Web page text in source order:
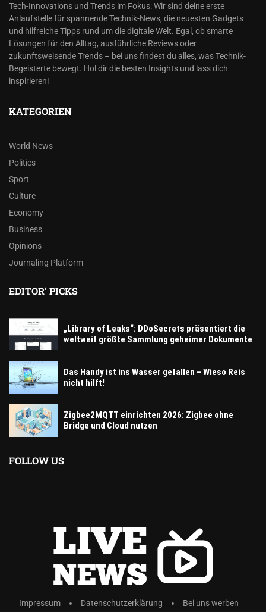
Tech-Innovations und Trends im Fokus: Wir sind deine erste
Anlaufstelle für spannende Technik-News, die neuesten Gadgets
und hilfreiche Tipps rund um die digitale Welt. Egal, ob smarte
Lösungen für den Alltag, ausführliche Reviews oder
zukunftsweisende Trends – bei uns findest du alles, was Technik-
Begeisterte bewegt. Hol dir die besten Insights und lass dich
inspirieren!
KATEGORIEN
World News
Politics
Sport
Culture
Economy
Business
Opinions
Journaling Platform
EDITOR' PICKS
„Library of Leaks“: DDoSecrets präsentiert die
weltweit größte Sammlung geheimer Dokumente
Das Handy ist ins Wasser gefallen – Wieso Reis
nicht hilft!
Zigbee2MQTT einrichten 2026: Zigbee ohne
Bridge und Cloud nutzen
FOLLOW US
Impressum Datenschutzerklärung Bei uns werben